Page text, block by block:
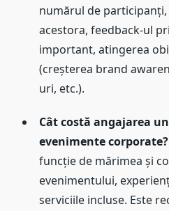
numărul de
acestora, feedback-ul
important, atingerea
(creșterea brand
uri, etc.).
Cât costă angajarea
evenimente corporate?
funcție de mărimea și
evenimentului,
serviciile incluse. Este